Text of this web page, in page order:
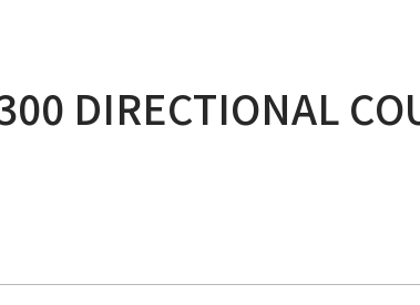
DIRECTIONAL